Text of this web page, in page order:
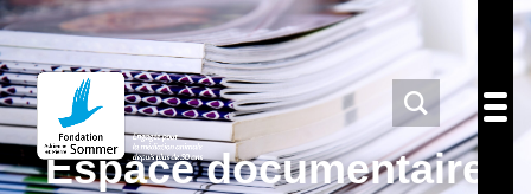
Espace documentaire